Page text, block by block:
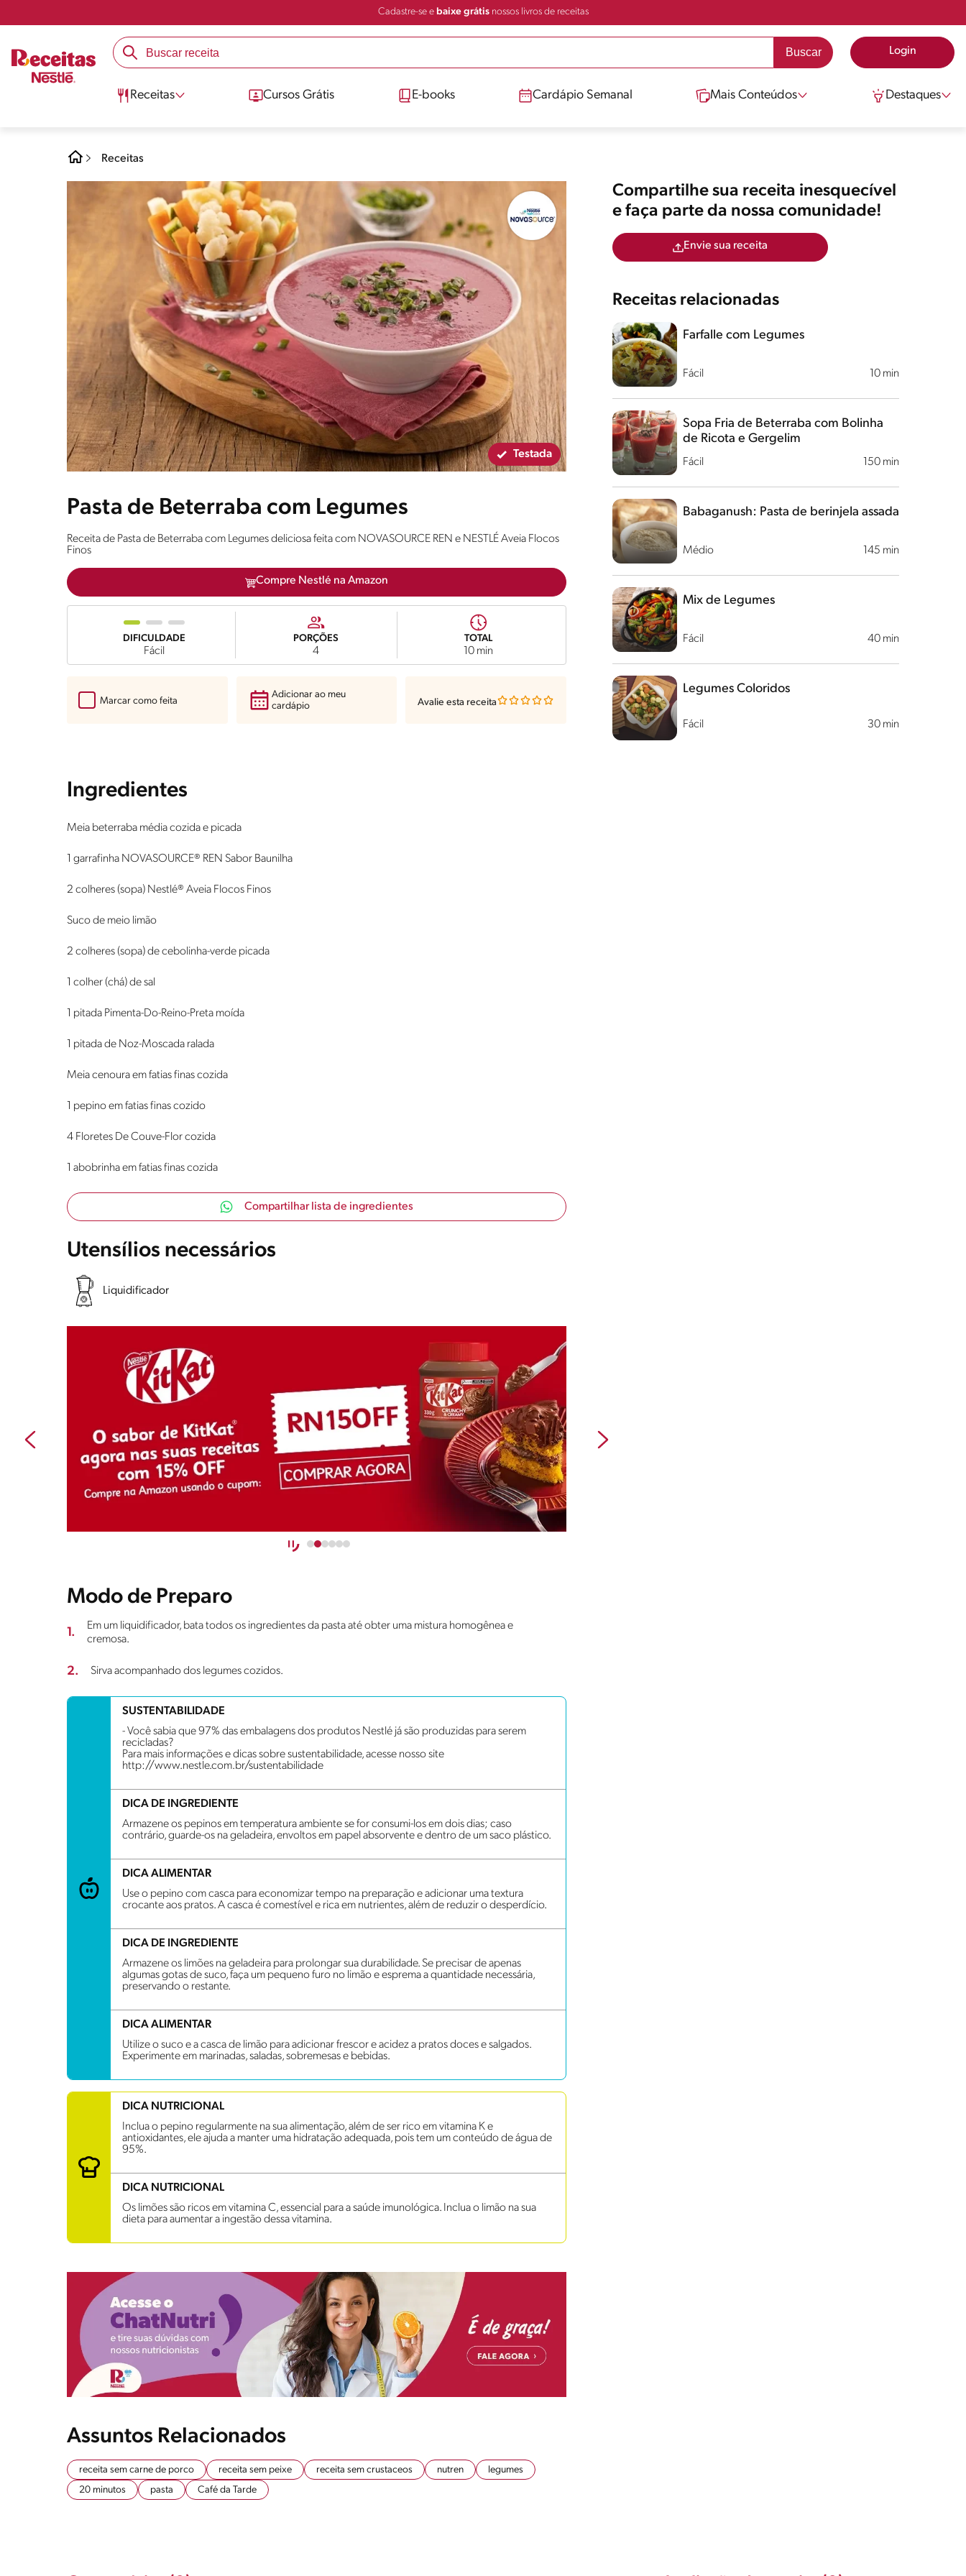
Cadastre-se e baixe grátisnossos livros de receitas
Login
Receitas Cursos Grátis E-books Cardápio Semanal Mais Conteúdos Destaques
Receitas
Testada
Pasta de Beterraba com Legumes
Receita de Pasta de Beterraba com Legumes deliciosa feita com NOVASOURCE REN e NESTLÉ Aveia Flocos
Finos
Compre Nestlé na Amazon
DIFICULDADE
Fácil
PORÇÕES
4
TOTAL
10 min
Marcar como feita
Adicionar ao meu
cardápio
Avalie esta receita
Ingredientes
Meia beterraba média cozida e picada
1 garrafinha NOVASOURCE® REN Sabor Baunilha
2 colheres (sopa) Nestlé® Aveia Flocos Finos
Suco de meio limão
2 colheres (sopa) de cebolinha-verde picada
1 colher (chá) de sal
1 pitada Pimenta-Do-Reino-Preta moída
1 pitada de Noz-Moscada ralada
Meia cenoura em fatias finas cozida
1 pepino em fatias finas cozido
4 Floretes De Couve-Flor cozida
1 abobrinha em fatias finas cozida
Compartilhar lista de ingredientes
Utensílios necessários
Liquidificador
Modo de Preparo
1.
Em um liquidificador, bata todos os ingredientes da pasta até obter uma mistura homogênea e
cremosa.
2. Sirva acompanhado dos legumes cozidos.
SUSTENTABILIDADE
- Você sabia que 97% das embalagens dos produtos Nestlé já são produzidas para serem
recicladas?
Para mais informações e dicas sobre sustentabilidade, acesse nosso site
http://www.nestle.com.br/sustentabilidade
DICA DE INGREDIENTE
Armazene os pepinos em temperatura ambiente se for consumi-los em dois dias; caso
contrário, guarde-os na geladeira, envoltos em papel absorvente e dentro de um saco plástico.
DICA ALIMENTAR
Use o pepino com casca para economizar tempo na preparação e adicionar uma textura
crocante aos pratos. A casca é comestível e rica em nutrientes, além de reduzir o desperdício.
DICA DE INGREDIENTE
Armazene os limões na geladeira para prolongar sua durabilidade. Se precisar de apenas
algumas gotas de suco, faça um pequeno furo no limão e esprema a quantidade necessária,
preservando o restante.
DICA ALIMENTAR
Utilize o suco e a casca de limão para adicionar frescor e acidez a pratos doces e salgados.
Experimente em marinadas, saladas, sobremesas e bebidas.
DICA NUTRICIONAL
Inclua o pepino regularmente na sua alimentação, além de ser rico em vitamina K e
antioxidantes, ele ajuda a manter uma hidratação adequada, pois tem um conteúdo de água de
95%.
DICA NUTRICIONAL
Os limões são ricos em vitamina C, essencial para a saúde imunológica. Inclua o limão na sua
dieta para aumentar a ingestão dessa vitamina.
Assuntos Relacionados
receita sem carne de porco receita sem peixe receita sem crustaceos nutren
legumes
20 minutos
pasta Café da Tarde
Compartilhe sua receita inesquecível
e faça parte da nossa comunidade!
Envie sua receita
Receitas relacionadas
Fácil 10 min
Farfalle com Legumes
Fácil 150 min
Sopa Fria de Beterraba com Bolinha
de Ricota e Gergelim
Médio 145 min
Babaganush: Pasta de berinjela assada
Fácil 40 min
Mix de Legumes
Fácil 30 min
Legumes Coloridos